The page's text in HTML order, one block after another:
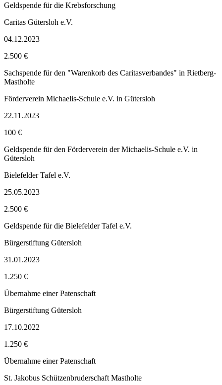
Geldspende für die Krebsforschung
Caritas Gütersloh e.V.
04.12.2023
2.500 €
Sachspende für den "Warenkorb des Caritasverbandes" in Rietberg-
Mastholte
Förderverein Michaelis-Schule e.V. in Gütersloh
22.11.2023
100 €
Geldspende für den Förderverein der Michaelis-Schule e.V. in
Gütersloh
Bielefelder Tafel e.V.
25.05.2023
2.500 €
Geldspende für die Bielefelder Tafel e.V.
Bürgerstiftung Gütersloh
31.01.2023
1.250 €
Übernahme einer Patenschaft
Bürgerstiftung Gütersloh
17.10.2022
1.250 €
Übernahme einer Patenschaft
St. Jakobus Schützenbruderschaft Mastholte